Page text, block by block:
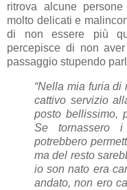
ritrova alcune
molto delicati e
di non essere più
percepisce di non
passaggio stupendo
“Nella mia furia di
cattivo servizio
posto bellissimo,
Se tornassero
potrebbero
ma del resto
io son nato era
andato, non ero